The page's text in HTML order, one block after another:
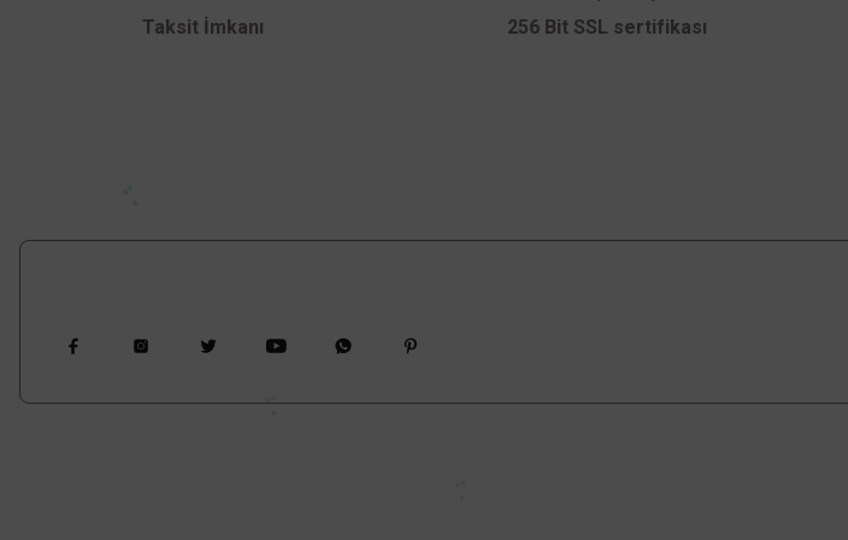
Ürün fiyatı diğer sitelerden daha pahalı.
Bu ürüne benzer farklı alternatifler olmalı.
Taksit İmkanı 256 Bit SSL sertifikası